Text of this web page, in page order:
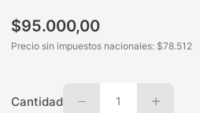
$95.000,00
Precio sin impuestos nacionales: $78.512
Cantidad 1